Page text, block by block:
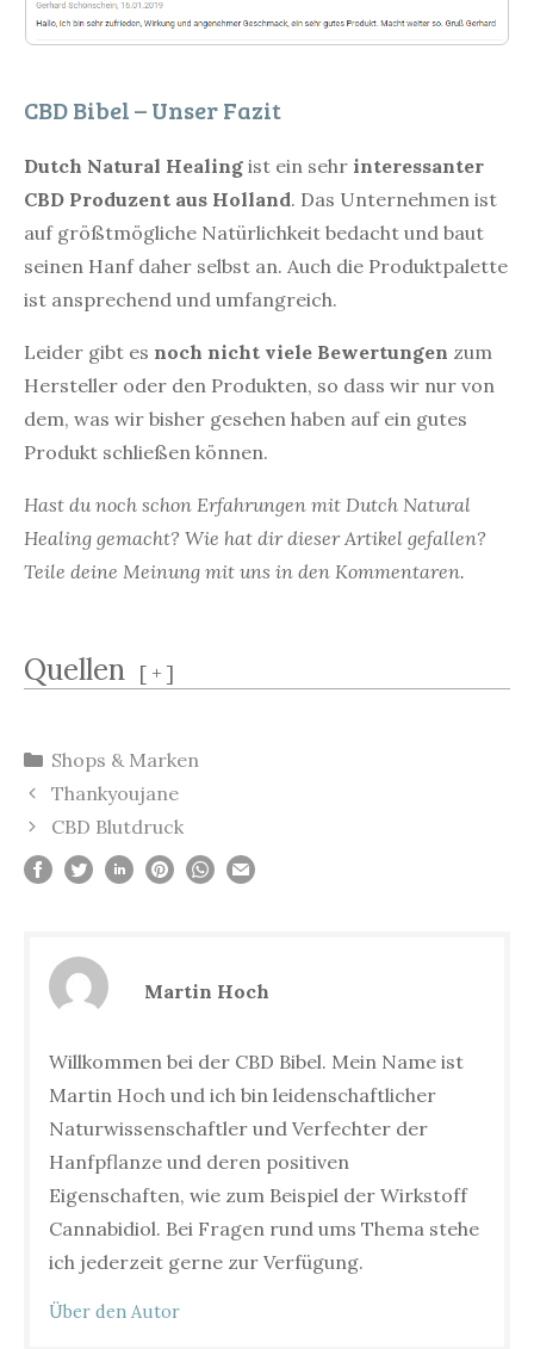
CBD Bibel – Unser Fazit
Dutch Natural Healing ist ein sehr interessanter
CBD Produzent aus Holland. Das Unternehmen ist
auf größtmögliche Natürlichkeit bedacht und baut
seinen Hanf daher selbst an. Auch die Produktpalette
ist ansprechend und umfangreich.
Leider gibt es noch nicht viele Bewertungen zum
Hersteller oder den Produkten, so dass wir nur von
dem, was wir bisher gesehen haben auf ein gutes
Produkt schließen können.
Hast du noch schon Erfahrungen mit Dutch Natural
Healing gemacht? Wie hat dir dieser Artikel gefallen?
Teile deine Meinung mit uns in den Kommentaren.
Quellen [ + ]
Kategorien
Shops & Marken
Beitrags-
Navigation
Thankyoujane
CBD Blutdruck
Martin Hoch
Willkommen bei der CBD Bibel. Mein Name ist
Martin Hoch und ich bin leidenschaftlicher
Naturwissenschaftler und Verfechter der
Hanfpflanze und deren positiven
Eigenschaften, wie zum Beispiel der Wirkstoff
Cannabidiol. Bei Fragen rund ums Thema stehe
ich jederzeit gerne zur Verfügung.
Über den Autor